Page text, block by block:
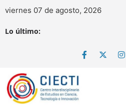
viernes 07 de agosto, 2026
Lo último: